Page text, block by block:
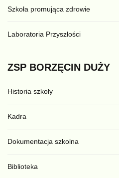
Szkoła promująca zdrowie
Laboratoria Przyszłości
ZSP BORZĘCIN DUŻY
Historia szkoły
Kadra
Dokumentacja szkolna
Biblioteka